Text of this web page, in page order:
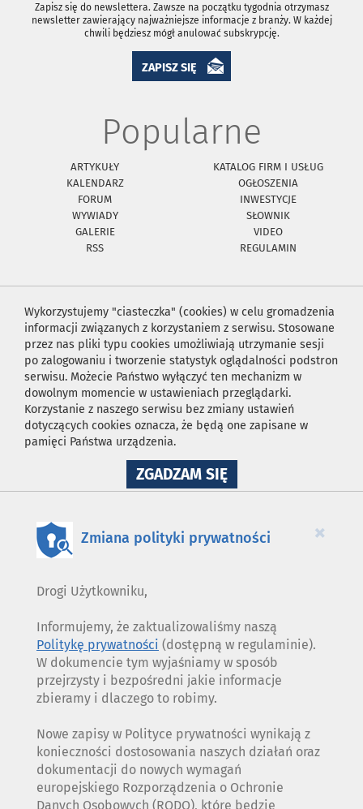
Zapisz się do newslettera. Zawsze na początku tygodnia otrzymasz
newsletter zawierający najważniejsze informacje z branży. W każdej
chwili będziesz mógł anulować subskrypcję.
ZAPISZ SIĘ
Popularne
ARTYKUŁY
KATALOG FIRM I USŁUG
KALENDARZ
OGŁOSZENIA
FORUM
INWESTYCJE
WYWIADY
SŁOWNIK
GALERIE
VIDEO
RSS
REGULAMIN
Wykorzystujemy "ciasteczka" (cookies) w celu gromadzenia
informacji związanych z korzystaniem z serwisu. Stosowane
przez nas pliki typu cookies umożliwiają utrzymanie sesji
po zalogowaniu i tworzenie statystyk oglądalności podstron
serwisu. Możecie Państwo wyłączyć ten mechanizm w
dowolnym momencie w ustawieniach przeglądarki.
Korzystanie z naszego serwisu bez zmiany ustawień
dotyczących cookies oznacza, że będą one zapisane w
pamięci Państwa urządzenia.
ZGADZAM SIĘNA
WYKORZYSTANIE
×
Zmiana polityki prywatności
Drogi Użytkowniku,
Informujemy, że zaktualizowaliśmy naszą
Politykę prywatności (dostępną w regulaminie).
W dokumencie tym wyjaśniamy w sposób
przejrzysty i bezpośredni jakie informacje
zbieramy i dlaczego to robimy.
Nowe zapisy w Polityce prywatności wynikają z
konieczności dostosowania naszych działań oraz
dokumentacji do nowych wymagań
europejskiego Rozporządzenia o Ochronie
Danych Osobowych (RODO), które będzie